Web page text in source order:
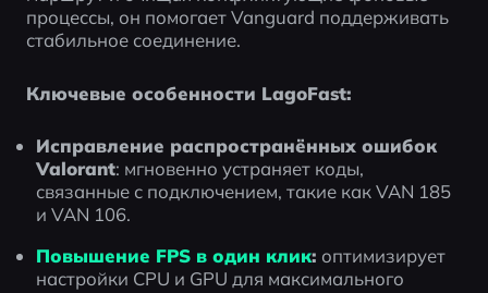
процессы, он помогает Vanguard поддерживать
стабильное соединение.
Ключевые особенности LagoFast:
Исправление распространённых ошибок
Valorant: мгновенно устраняет коды,
связанные с подключением, такие как VAN 185
и VAN 106.
Повышение FPS в один клик: оптимизирует
настройки CPU и GPU для максимального